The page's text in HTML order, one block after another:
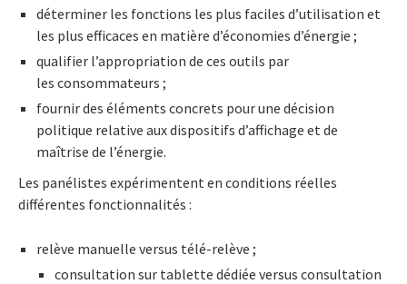
déterminer les fonctions les plus faciles d’utilisation et
les plus efficaces en matière d’économies d’énergie ;
qualifier l’appropriation de ces outils par
les consommateurs ;
fournir des éléments concrets pour une décision
politique relative aux dispositifs d’affichage et de
maîtrise de l’énergie.
Les panélistes expérimentent en conditions réelles
différentes fonctionnalités :
relève manuelle versus télé-relève ;
consultation sur tablette dédiée versus consultation